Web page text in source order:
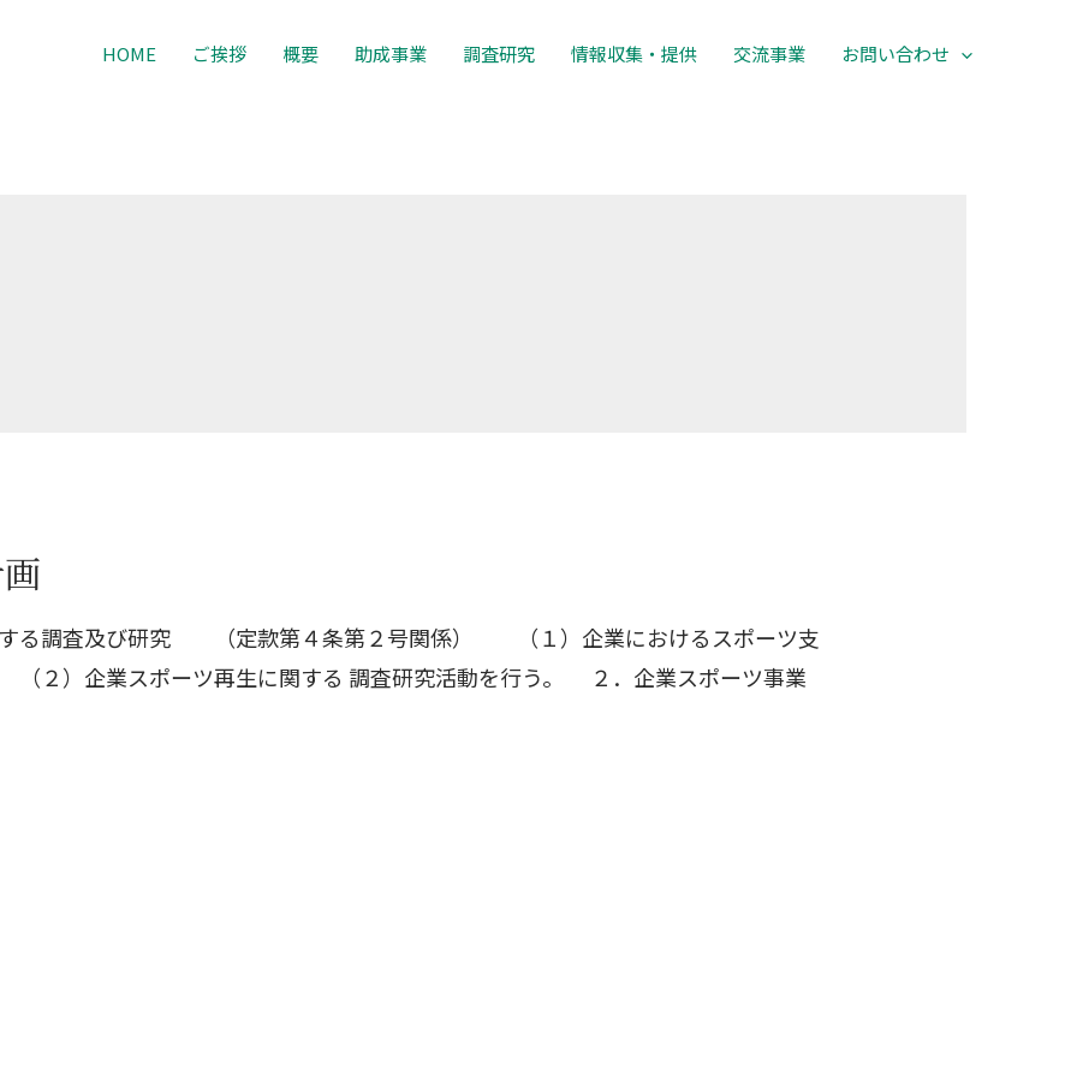
HOME ご挨拶 概要 助成事業 調査研究 情報収集・提供 交流事業 お問い合わせ
る調査及び研究 （定款第４条第２号関係） （１）企業におけるスポーツ支
２）企業スポーツ再生に関する 調査研究活動を行う。 ２．企業スポーツ事業